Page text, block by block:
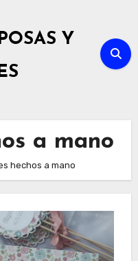
Y
a mano
hechos a mano